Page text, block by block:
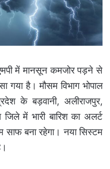
में मानसून कमजोर पड़ने से
गया है। मौसम विभाग भोपाल
के बड़वानी, अलीराजपुर,
में भारी बारिश का अलर्ट
साफ बना रहेगा। नया सिस्टम